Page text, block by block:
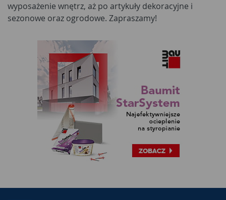
wyposażenie wnętrz, aż po artykuły dekoracyjne i
sezonowe oraz ogrodowe. Zapraszamy!